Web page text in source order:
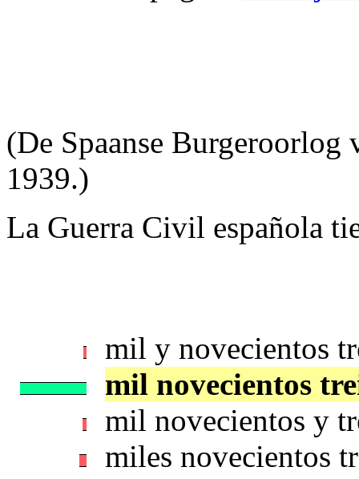
(De Spaanse Burgeroorlog
1939.)
La Guerra Civil española
mil y novecientos
mil novecientos
mil novecientos y
miles novecientos